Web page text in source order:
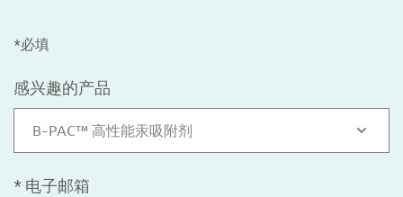
*必填
感兴趣的产品
B-PAC™ 高性能汞吸附剂
* 电子邮箱